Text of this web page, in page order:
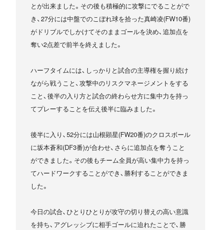
とが出来ました。その後も積極的に攻撃にでることがで
き、27分には中盤でのこぼれ球を拾った真崎凌(FW10番)
がドリブルでしかけてそのままゴールを決め、追加点を
奪い2点差で前半を終えました。
ハーフタイムには、しっかりと試合の主導権を握り続け
ながら戦うこと、攻撃中のリスクマネージメントをする
こと、後半の入り方と試合の終わらせ方に集中力を持っ
てプレーすることを伝え後半に臨みました。
後半に入り、52分には山根顕星(FW20番)のクロスボール
に坂本蒼和(DF3番)が合わせ、さらに追加点を奪うこと
ができました。その後もチーム全員が高い集中力を持っ
てハードワークすることができ、勝利することができま
した。
今日の試合、ひとりひとりが攻守の切り替えの高い意識
を持ち、アグレッシブに相手ゴールに迫れたことで、勝